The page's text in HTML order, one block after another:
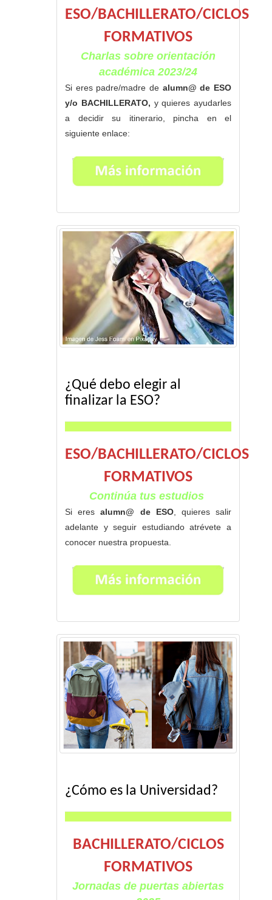
ESO/BACHILLERATO/CICLOS
FORMATIVOS
Charlas sobre orientación
académica 2023/24
Si eres padre/madre de alumn@ de ESO
y/o BACHILLERATO, y quieres ayudarles
a decidir su itinerario, pincha en el
siguiente enlace:
¿Qué debo elegir al
finalizar la ESO?
ESO/BACHILLERATO/CICLOS
FORMATIVOS
Continúa tus estudios
Si eresalumn@ de ESO, quieres salir
adelante y seguir estudiando atrévete a
conocer nuestra propuesta.
¿Cómo es la Universidad?
BACHILLERATO/CICLOS
FORMATIVOS
Jornadas de puertas abiertas